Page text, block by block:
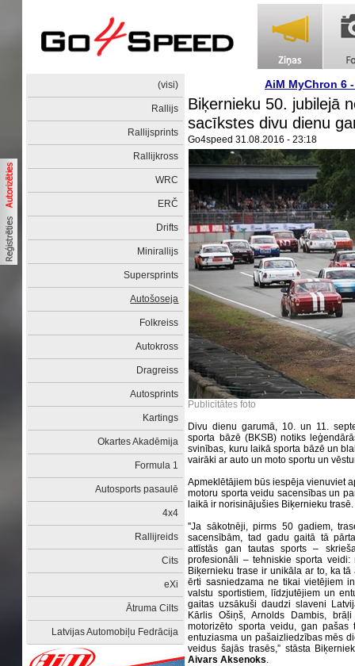
(visi)
Rallijs
Rallijsprints
Rallijkross
WRC
ERČ
Drifts
Minirallijs
Supersprints
Autošoseja
Folkreiss
Autokross
Dragreiss
Autosprints
Kartings
Okartes Akadēmija
Formula 1
Autosports pasaulē
4x4
Rallijreids
Cits
eXi
Ātruma Cilts
Latvijas Automobiļu Fedrācija
AiM MyChron 6
Biķernieku 50. jubilejā
sacīkstes divu dienu
Go4speed 31.08.2016 - 23:18
Publicitātes foto
Divu dienu garumā, 10. un 11.
sporta bāzē (BKSB) notiks
svinības, kuru laikā sporta bāzē un
vairāki ar auto un moto sportu un
Apmeklētājiem būs iespēja vienuviet
motoru sporta veidu sacensības un
laikā ir norisinājušies Biķernieku trasē.
''Ja sākotnēji, pirms 50 gadiem,
sacensībām, tad gadu gaitā tā
attīstās gan tautas sports –
profesionāli – tehniskie sporta
Biķernieku trase ir unikāla ar to, ka
ērti sasniedzama ne tikai vietējiem
valstu sportistiem, līdzjutējiem un
gaitas uzsākuši daudzi slaveni
Kārlis Ošiņš, Arnolds Dambis,
motorizēto sporta veidu, gan pašas
entuziasma un pašaizliedzības mēs
veidus šajās trasēs,” stāsta
Aivars Aksenoks.